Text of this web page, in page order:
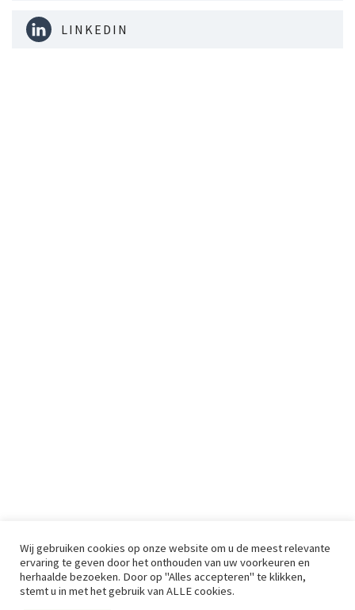
LINKEDIN
Wij gebruiken cookies op onze website om u de meest relevante
ervaring te geven door het onthouden van uw voorkeuren en
herhaalde bezoeken. Door op "Alles accepteren" te klikken,
stemt u in met het gebruik van ALLE cookies.